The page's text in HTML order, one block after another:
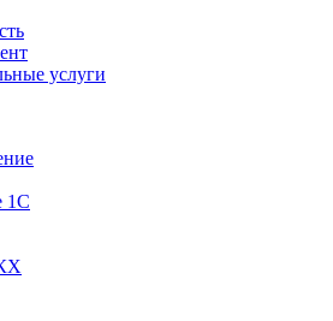
услуги
1С